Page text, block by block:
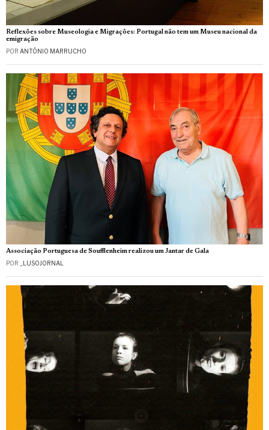
Reflexões sobre Museologia e Migrações: Portugal não tem um Museu nacional da
emigração
POR ANTÓNIO MARRUCHO
Associação Portuguesa de Soufflenheim realizou um Jantar de Gala
POR _LUSOJORNAL